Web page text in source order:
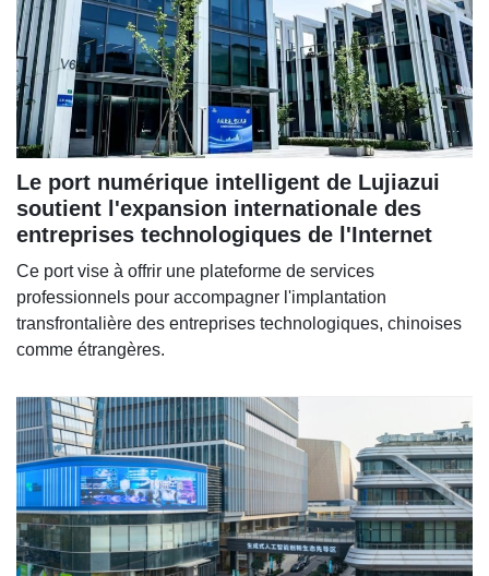
Le port numérique intelligent de Lujiazui
soutient l'expansion internationale des
entreprises technologiques de l'Internet
Ce port vise à offrir une plateforme de services
professionnels pour accompagner l'implantation
transfrontalière des entreprises technologiques, chinoises
comme étrangères.